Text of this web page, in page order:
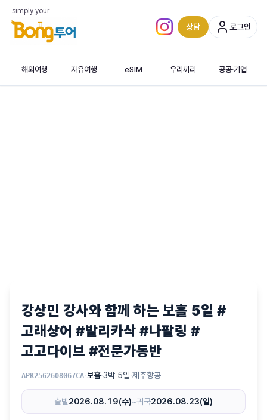
simply your
인스타그램 (새 탭)
상담 로그인
해외여행 자유여행 eSIM 우리끼리 공공·기업
강상민 강사와 함께 하는 보홀 5일 #
고래상어 #발리카삭 #나팔링 #
고고다이브 #전문가동반
APK2562608067CA·보홀·3박 5일·제주항공
출발2026.08.19(수)~귀국2026.08.23(일)